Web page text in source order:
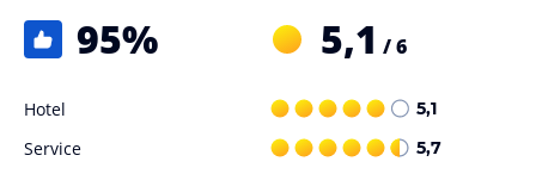
95% 5,1 / 6
Hotel 5,1
Service 5,7